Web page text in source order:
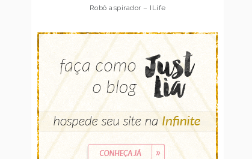
Robô aspirador – ILife